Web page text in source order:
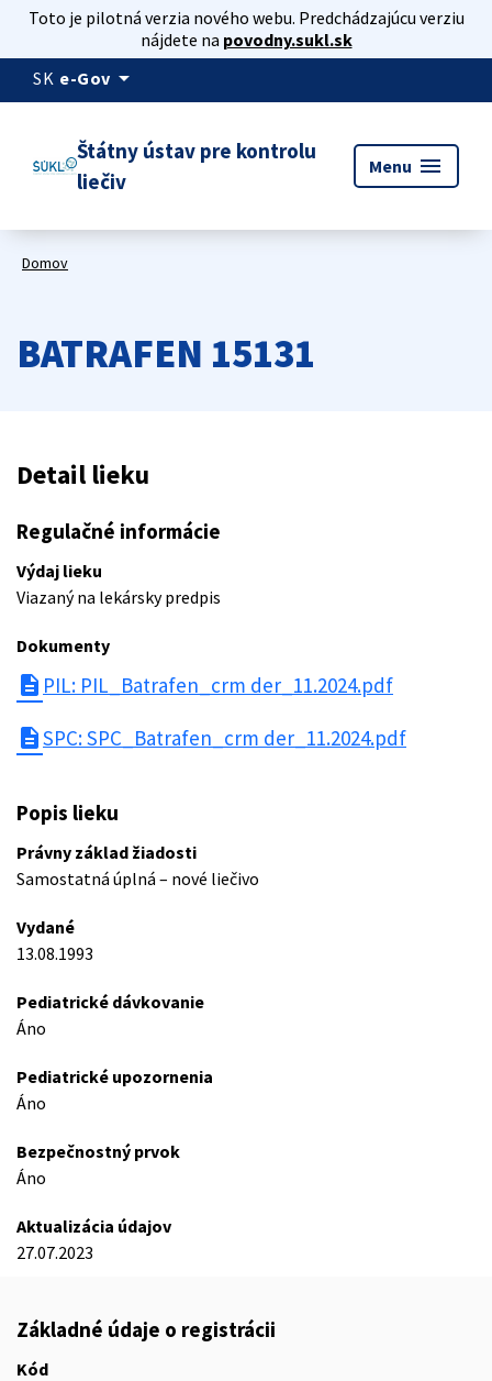
Toto je pilotná verzia nového webu. Predchádzajúcu verziu
nájdete na povodny.sukl.sk
SK e-Gov arrow_drop_down
Štátny ústav pre kontrolu
liečiv
Menu menu
Domov
BATRAFEN 15131
Detail lieku
Regulačné informácie
Výdaj lieku
Viazaný na lekársky predpis
Dokumenty
description PIL: PIL_Batrafen_crm der_11.2024.pdf
descriptionSPC: SPC_Batrafen_crm der_11.2024.pdf
Popis lieku
Právny základ žiadosti
Samostatná úplná – nové liečivo
Vydané
13.08.1993
Pediatrické dávkovanie
Áno
Pediatrické upozornenia
Áno
Bezpečnostný prvok
Áno
Aktualizácia údajov
27.07.2023
Základné údaje o registrácii
Kód